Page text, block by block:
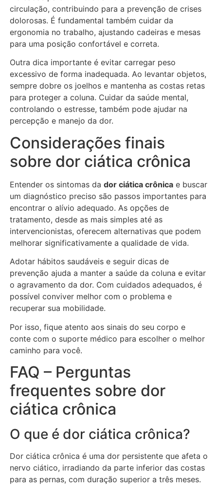
circulação, contribuindo para a prevenção de crises
dolorosas. É fundamental também cuidar da
ergonomia no trabalho, ajustando cadeiras e mesas
para uma posição confortável e correta.
Outra dica importante é evitar carregar peso
excessivo de forma inadequada. Ao levantar objetos,
sempre dobre os joelhos e mantenha as costas retas
para proteger a coluna. Cuidar da saúde mental,
controlando o estresse, também pode ajudar na
percepção e manejo da dor.
Considerações finais
sobre dor ciática crônica
Entender os sintomas da dor ciática crônica e buscar
um diagnóstico preciso são passos importantes para
encontrar o alívio adequado. As opções de
tratamento, desde as mais simples até as
intervencionistas, oferecem alternativas que podem
melhorar significativamente a qualidade de vida.
Adotar hábitos saudáveis e seguir dicas de
prevenção ajuda a manter a saúde da coluna e evitar
o agravamento da dor. Com cuidados adequados, é
possível conviver melhor com o problema e
recuperar sua mobilidade.
Por isso, fique atento aos sinais do seu corpo e
conte com o suporte médico para escolher o melhor
caminho para você.
FAQ – Perguntas
frequentes sobre dor
ciática crônica
O que é dor ciática crônica?
Dor ciática crônica é uma dor persistente que afeta o
nervo ciático, irradiando da parte inferior das costas
para as pernas, com duração superior a três meses.